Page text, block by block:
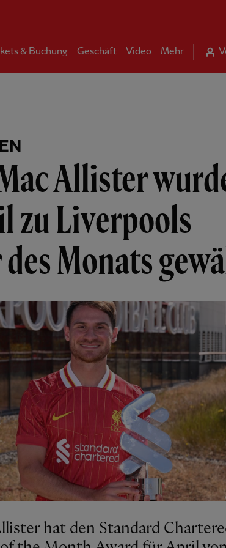
& Buchung Geschäft Video Mehr
Allister
zu Liverpools
Monats
hat den Standard